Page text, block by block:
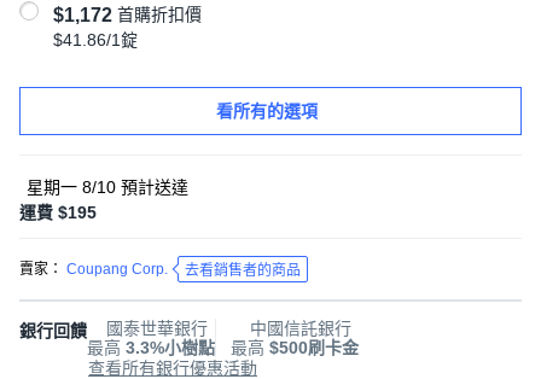
$1,172 首購折扣價
$41.86/1錠
看所有的選項
星期一 8/10 預計送達
運費 $195
賣家： Coupang Corp. 去看銷售者的商品
銀行回饋
國泰世華銀行
最高 3.3%小樹點
中國信託銀行
最高 $500刷卡金
查看所有銀行優惠活動